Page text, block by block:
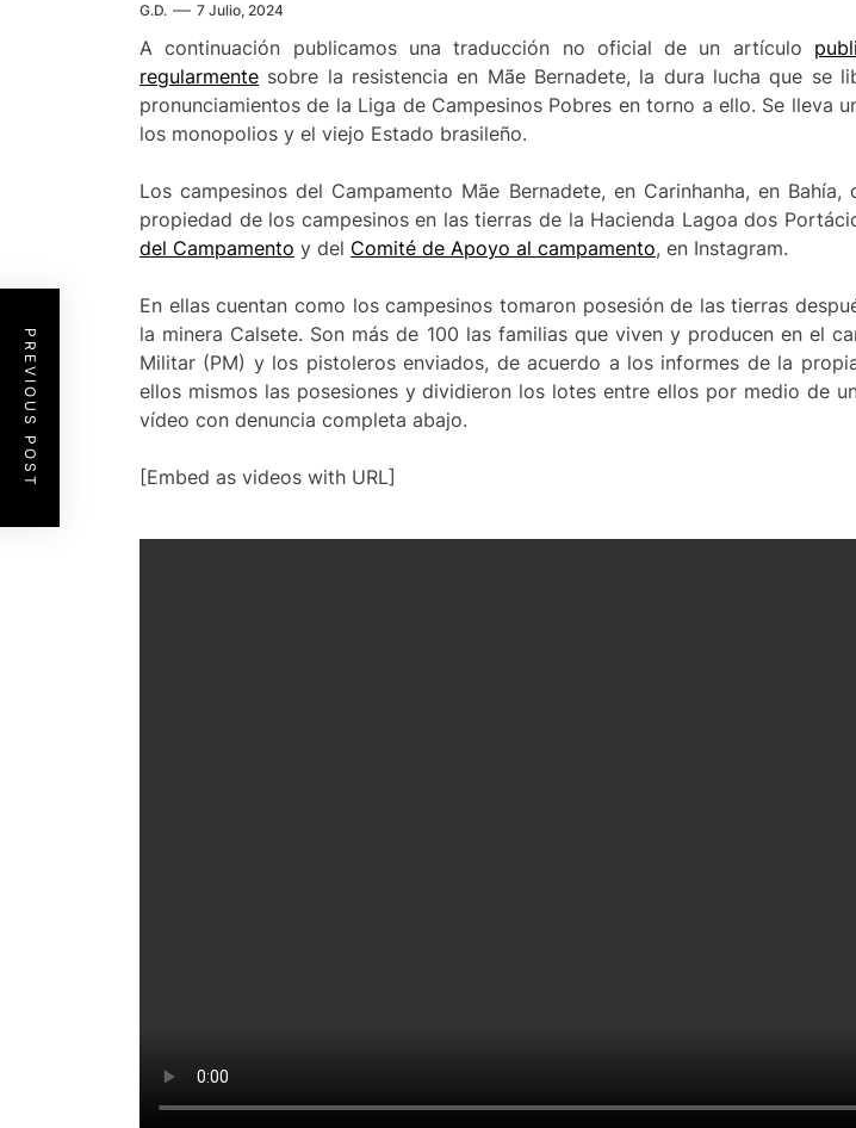
G.D. 7 Julio, 2024
A continuación publicamos una traducción no oficial de un artículo
regularmente sobre la resistencia en Mãe Bernadete, la dura lucha que se
pronunciamientos de la Liga de Campesinos Pobres en torno a ello. Se lleva
los monopolios y el viejo Estado brasileño.
Los campesinos del Campamento Mãe Bernadete, en Carinhanha, en
propiedad de los campesinos en las tierras de la Hacienda Lagoa dos
del Campamento y del Comité de Apoyo al campamento, en Instagram.
En ellas cuentan como los campesinos tomaron posesión de las tierras
la minera Calsete. Son más de 100 las familias que viven y producen en el
Militar (PM) y los pistoleros enviados, de acuerdo a los informes de la
ellos mismos las posesiones y dividieron los lotes entre ellos por medio de
vídeo con denuncia completa abajo.
[Embed as videos with URL]
PREVIOUS POST